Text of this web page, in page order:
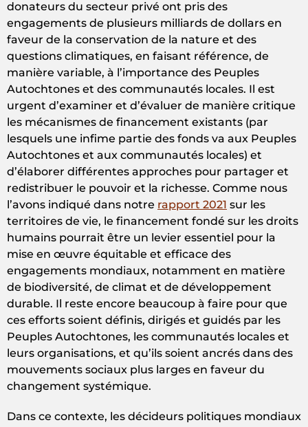
donateurs du secteur privé ont pris des
engagements de plusieurs milliards de dollars en
faveur de la conservation de la nature et des
questions climatiques, en faisant référence, de
manière variable, à l’importance des Peuples
Autochtones et des communautés locales. Il est
urgent d’examiner et d’évaluer de manière critique
les mécanismes de financement existants (par
lesquels une infime partie des fonds va aux Peuples
Autochtones et aux communautés locales) et
d’élaborer différentes approches pour partager et
redistribuer le pouvoir et la richesse. Comme nous
l’avons indiqué dans notre rapport 2021 sur les
territoires de vie, le financement fondé sur les droits
humains pourrait être un levier essentiel pour la
mise en œuvre équitable et efficace des
engagements mondiaux, notamment en matière
de biodiversité, de climat et de développement
durable. Il reste encore beaucoup à faire pour que
ces efforts soient définis, dirigés et guidés par les
Peuples Autochtones, les communautés locales et
leurs organisations, et qu’ils soient ancrés dans des
mouvements sociaux plus larges en faveur du
changement systémique.
Dans ce contexte, les décideurs politiques mondiaux